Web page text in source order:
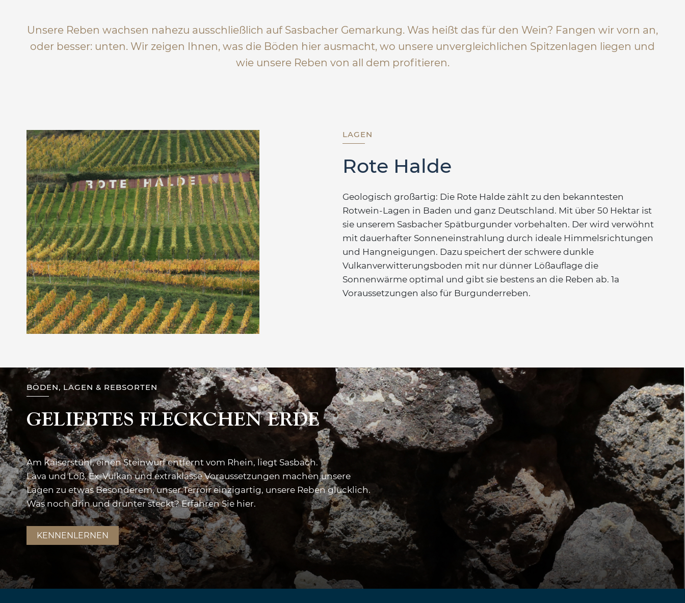
Unsere Reben wachsen nahezu ausschließlich auf Sasbacher Gemarkung. Was heißt das für den Wein? Fangen wir vorn an,
oder besser: unten. Wir zeigen Ihnen, was die Böden hier ausmacht, wo unsere unvergleichlichen Spitzenlagen liegen und
wie unsere Reben von all dem profitieren.
LAGEN
Rote Halde
Geologisch großartig: Die Rote Halde zählt zu den bekanntesten
Rotwein-Lagen in Baden und ganz Deutschland. Mit über 50 Hektar ist
sie unserem Sasbacher Spätburgunder vorbehalten. Der wird verwöhnt
mit dauerhafter Sonneneinstrahlung durch ideale Himmelsrichtungen
und Hangneigungen. Dazu speichert der schwere dunkle
Vulkanverwitterungsboden mit nur dünner Lößauflage die
Sonnenwärme optimal und gibt sie bestens an die Reben ab. 1a
Voraussetzungen also für Burgunderreben.
BÖDEN, LAGEN & REBSORTEN
GELIEBTES FLECKCHEN ERDE
Am Kaiserstuhl, einen Steinwurf entfernt vom Rhein, liegt Sasbach.
Lava und Löß, Ex-Vulkan und extraklasse Voraussetzungen machen unsere
Lagen zu etwas Besonderem, unser Terroir einzigartig, unsere Reben glücklich.
Was noch drin und drunter steckt? Erfahren Sie hier.
KENNENLERNEN